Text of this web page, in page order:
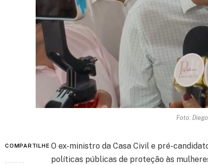
Foto:
COMPARTILHE O ex-ministro da Casa Civil e pré-
políticas públicas de proteção às